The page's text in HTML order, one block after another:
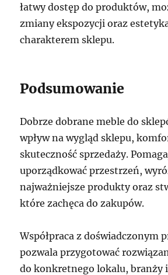
łatwy dostęp do produktów,
zmiany ekspozycji oraz
charakterem sklepu.
Podsumowanie
Dobrze dobrane meble do
wpływ na wygląd sklepu,
skuteczność sprzedaży.
uporządkować przestrzeń,
najważniejsze produkty oraz
które zachęca do zakupów.
Współpraca z doświadczonym
pozwala przygotować
do konkretnego lokalu, branży